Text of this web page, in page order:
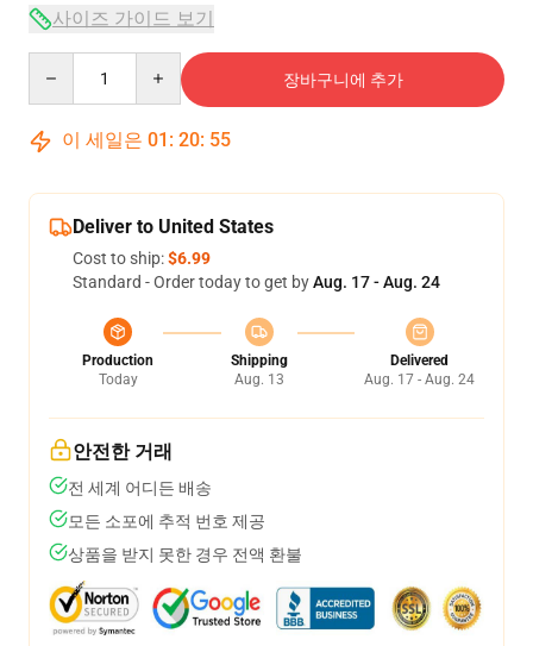
사이즈 가이드 보기
장바구니에 추가
이 세일은 01 : 20: 54
Deliver to United States
Cost to ship:$6.99
Standard - Order today to get byAug. 17 - Aug. 24
Production
Today
Shipping
Aug. 13
Delivered
Aug. 17 - Aug. 24
안전한 거래
전 세계 어디든 배송
모든 소포에 추적 번호 제공
상품을 받지 못한 경우 전액 환불